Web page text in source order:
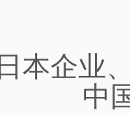
本企业
中